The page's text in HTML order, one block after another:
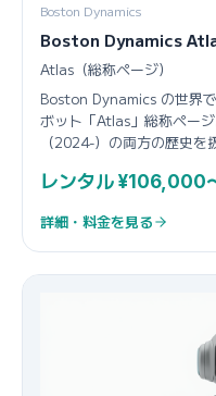
Boston Dynamics
Boston Dynamics
Atlas（総称ページ）
Boston Dynamics の世界
ボット「Atlas」総称ペー
（2024-）の両方の歴史を
レンタル ¥106,000
詳細・料金を見る